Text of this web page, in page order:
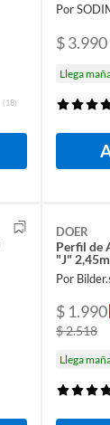
(18)
Por
$ 3.990
Llega
DOER
Perfil de
"J"
Por
$ 1.990
$ 2.518
Llega